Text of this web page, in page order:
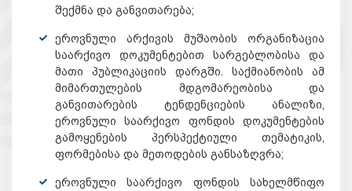
შექმნა და განვითარება;
ეროვნული არქივის მუშაობის ორგანიზაცია
საარქივო დოკუმენტებით სარგებლობისა და
მათი პუბლიკაციის დარგში. საქმიანობის ამ
მიმართულების მდგომარეობისა და
განვითარების ტენდენციების ანალიზი,
ეროვნული საარქივო ფონდის დოკუმენტების
გამოყენების პერსპექტიული თემატიკის,
ფორმებისა და მეთოდების განსაზღვრა;
ეროვნული საარქივო ფონდის სახელმწიფო